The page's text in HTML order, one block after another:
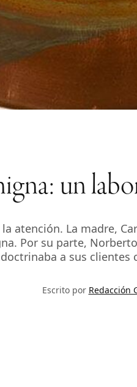
un
atención. La madre,
Por su parte,
a sus clientes
Escrito por Redacción